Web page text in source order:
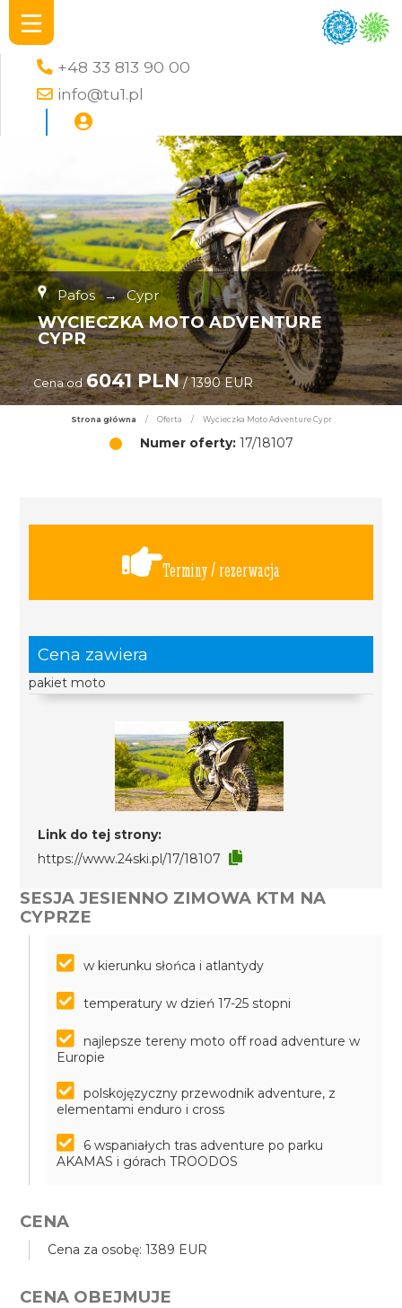
+48 33 813 90 00
info@tu1.pl
Pafos → Cypr
WYCIECZKA MOTO ADVENTURE
CYPR
Cena od 6041 PLN/ 1390 EUR
Strona główna / Oferta / Wycieczka Moto Adventure Cypr
Numer oferty:17/18107
Terminy / rezerwacja
Cena zawiera
pakiet moto
Link do tej strony:
https://www.24ski.pl/17/18107
SESJA JESIENNO ZIMOWA KTM NA
CYPRZE
w kierunku słońca i atlantydy
temperatury w dzień 17-25 stopni
najlepsze tereny moto off road adventure w
Europie
polskojęzyczny przewodnik adventure, z
elementami enduro i cross
6 wspaniałych tras adventure po parku
AKAMAS i górach TROODOS
CENA
Cena za osobę: 1389 EUR
CENA OBEJMUJE